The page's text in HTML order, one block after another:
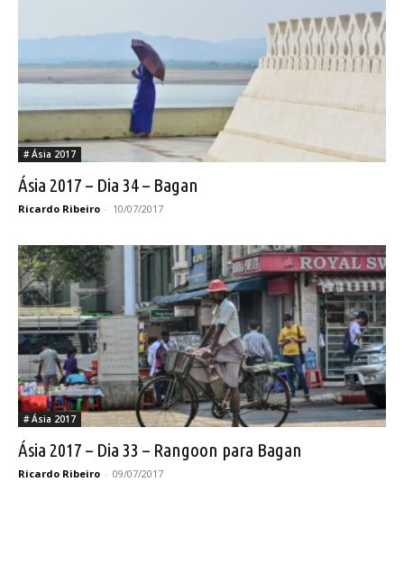
# Ásia 2017
Ásia 2017 – Dia 34 – Bagan
Ricardo Ribeiro - 10/07/2017
# Ásia 2017
Ásia 2017 – Dia 33 – Rangoon para Bagan
Ricardo Ribeiro - 09/07/2017